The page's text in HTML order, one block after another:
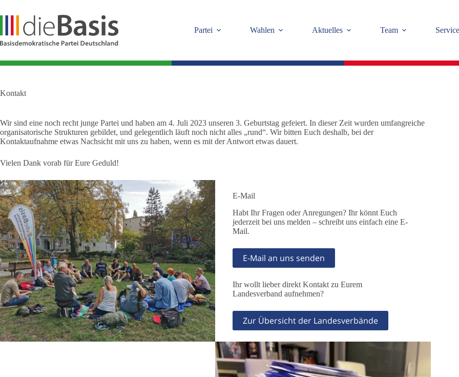
springen
Partei
Wahlen Aktuelles Team Service
Kontakt
Wir sind eine noch recht junge Partei und haben am 4. Juli 2023 unseren 3. Geburtstag gefeiert. In dieser Zeit wurden umfangreiche
organisatorische Strukturen gebildet, und gelegentlich läuft noch nicht alles „rund“. Wir bitten Euch deshalb, bei der
Kontaktaufnahme etwas Nachsicht mit uns zu haben, wenn es mit der Antwort etwas dauert.
Vielen Dank vorab für Eure Geduld!
E-Mail
Habt Ihr Fragen oder Anregungen? Ihr könnt Euch
jederzeit bei uns melden – schreibt uns einfach eine E-
Mail.
E-Mail an uns senden
Ihr wollt lieber direkt Kontakt zu Eurem
Landesverband aufnehmen?
Zur Übersicht der Landesverbände